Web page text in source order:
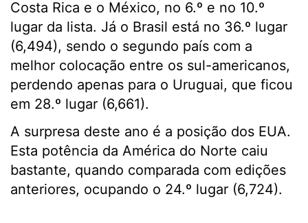
Costa Rica e o México, no 6.º e no 10.º
lugar da lista. Já o Brasil está no 36.º lugar
(6,494), sendo o segundo país com a
melhor colocação entre os sul-americanos,
perdendo apenas para o Uruguai, que ficou
em 28.º lugar (6,661).
A surpresa deste ano é a posição dos EUA.
Esta potência da América do Norte caiu
bastante, quando comparada com edições
anteriores, ocupando o 24.º lugar (6,724).